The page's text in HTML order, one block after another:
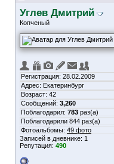
Углев Дмитрий
Копченый
Регистрация: 28.02.2009
Адрес: Екатеринбург
Возраст: 42
Сообщений: 3,260
Поблагодарил: 783 раз(а)
Поблагодарили 844 раз(а)
Фотоальбомы: 49 фото
Записей в дневнике: 1
Репутация: 490